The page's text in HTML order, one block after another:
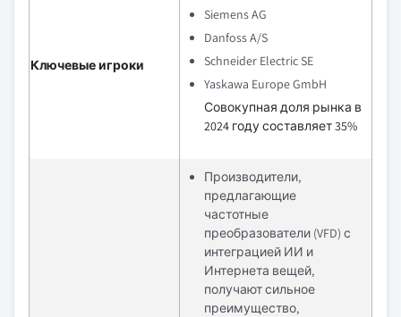
Ключевые игроки
Siemens AG
Danfoss A/S
Schneider Electric SE
Yaskawa Europe GmbH
Совокупная доля рынка в
2024 году составляет 35%
Производители,
предлагающие
частотные
преобразователи (VFD) с
интеграцией ИИ и
Интернета вещей,
получают сильное
преимущество,